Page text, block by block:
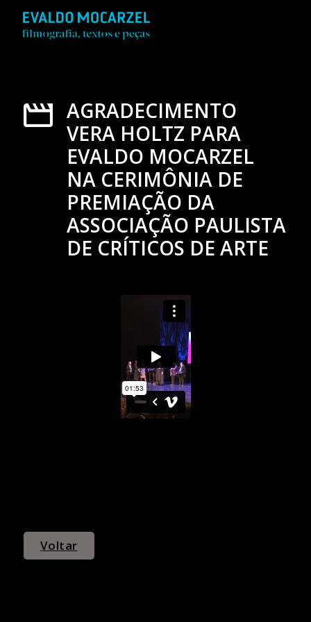
AGRADECIMENTO
VERA HOLTZ PARA
EVALDO MOCARZEL
NA CERIMÔNIA DE
PREMIAÇÃO DA
ASSOCIAÇÃO PAULISTA
DE CRÍTICOS DE ARTE
Voltar